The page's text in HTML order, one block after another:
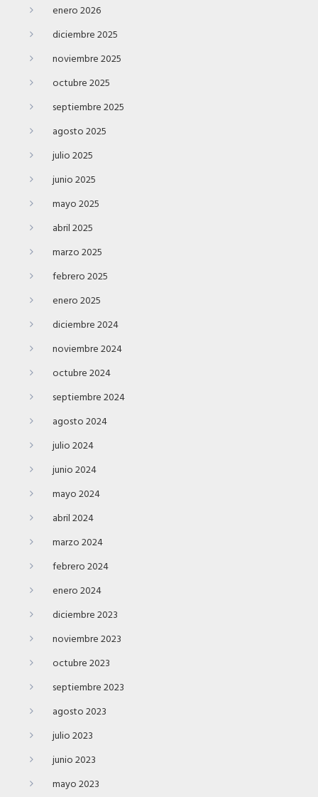
enero 2026
diciembre 2025
noviembre 2025
octubre 2025
septiembre 2025
agosto 2025
julio 2025
junio 2025
mayo 2025
abril 2025
marzo 2025
febrero 2025
enero 2025
diciembre 2024
noviembre 2024
octubre 2024
septiembre 2024
agosto 2024
julio 2024
junio 2024
mayo 2024
abril 2024
marzo 2024
febrero 2024
enero 2024
diciembre 2023
noviembre 2023
octubre 2023
septiembre 2023
agosto 2023
julio 2023
junio 2023
mayo 2023